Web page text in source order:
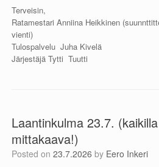
Terveisin,
Ratamestari Anniina Heikkinen
vienti)
Tulospalvelu Juha Kivelä
Järjestäjä Tytti Tuutti
Laantinkulma 23.7.
mittakaava!)
Posted on 23.7.2026 by Eero Inkeri